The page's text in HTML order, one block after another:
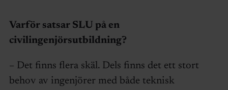
Varför satsar SLU på en
civilingenjörsutbildning?
– Det finns flera skäl. Dels finns det ett stort
behov av ingenjörer med både teknisk